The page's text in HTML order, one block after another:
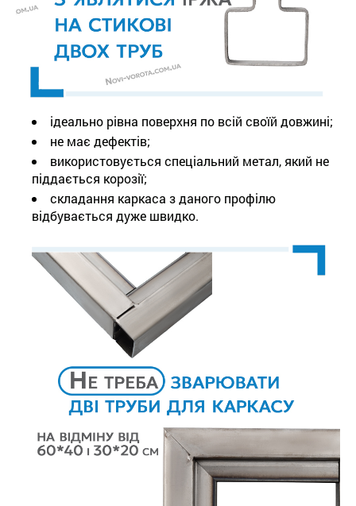
ідеально рівна поверхня по всій своїй довжині;
не має дефектів;
використовується спеціальний метал, який не
піддається корозії;
складання каркаса з даного профілю
відбувається дуже швидко.